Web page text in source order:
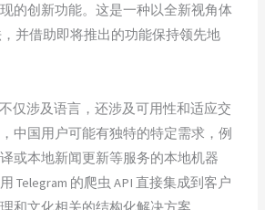
的创新功能。这是一种以全新视角体
，并借助即将推出的功能保持领先地
仅涉及语言，还涉及可用性和适应交
中国用户可能有独特的特定需求，例
或本地新闻更新等服务的本地机器
Telegram 的爬虫 API 直接集成到客户